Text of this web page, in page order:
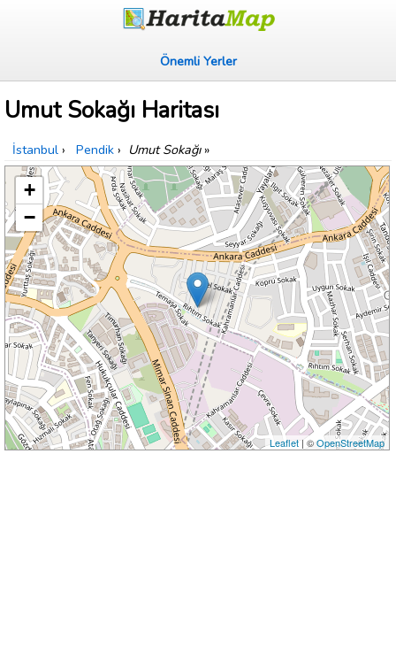
Önemli Yerler
Umut Sokağı Haritası
İstanbul › Pendik › Umut Sokağı»
+
−
Leaflet| ©OpenStreetMap